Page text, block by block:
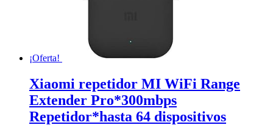
¡Oferta!
Xiaomi repetidor MI WiFi Range
Extender Pro*300mbps
Repetidor*hasta 64 dispositivos